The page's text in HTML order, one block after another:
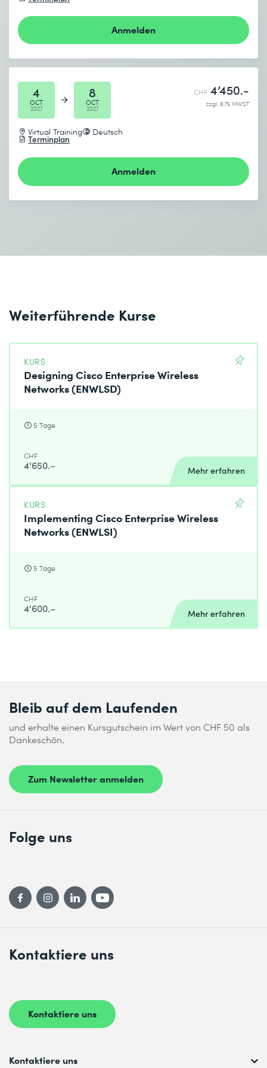
Anmelden
4
OCT
2027
8
OCT
2027
Virtual Training Deutsch
Terminplan
CHF 4’450.-
zzgl. 8.1% MWST
Anmelden
Weiterführende Kurse
KURS
Designing Cisco Enterprise Wireless
Networks (ENWLSD)
5 Tage
CHF
4'650.– Mehr erfahren
KURS
Implementing Cisco Enterprise Wireless
Networks (ENWLSI)
5 Tage
CHF
4'600.– Mehr erfahren
Bleib auf dem Laufenden
und erhalte einen Kursgutschein im Wert von CHF 50 als
Dankeschön.
Zum Newsletter anmelden
Kontaktiere uns
Kontaktiere uns
Folge uns
Kontaktiere uns